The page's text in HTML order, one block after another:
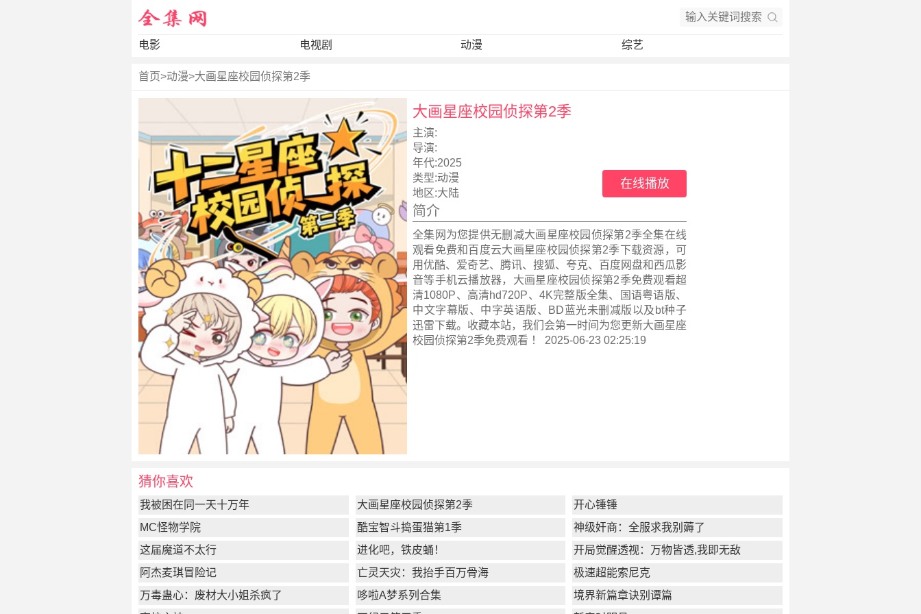
电影 电视剧 动漫 综艺
首页>动漫>大画星座校园侦探第2季
大画星座校园侦探第2季
主演:
导演:
年代:2025
类型:动漫
地区:大陆
在线播放
简介
全集网为您提供无删减大画星座校园侦探第2季全集在线
观看免费和百度云大画星座校园侦探第2季下载资源，可
用优酷、爱奇艺、腾讯、搜狐、夸克、百度网盘和西瓜影
音等手机云播放器，大画星座校园侦探第2季免费观看超
清1080P、高清hd720P、4K完整版全集、国语粤语版、
中文字幕版、中字英语版、BD蓝光未删减版以及bt种子
迅雷下载。收藏本站，我们会第一时间为您更新大画星座
校园侦探第2季免费观看 ！ 2025-06-23 02:25:19
猜你喜欢
我被困在同一天十万年 大画星座校园侦探第2季
开心锤锤
MC怪物学院
酷宝智斗捣蛋猫第1季
神级奸商：全服求我别薅了
这届魔道不太行
进化吧，铁皮蛹！
开局觉醒透视：万物皆透,我即无敌
阿杰麦琪冒险记
亡灵天灾：我抬手百万骨海
极速超能索尼克
万毒蛊心：废材大小姐杀疯了
哆啦A梦系列合集
境界新篇章诀别谭篇